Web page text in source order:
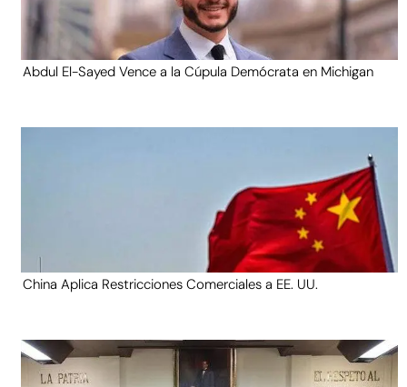
Abdul El-Sayed Vence a la Cúpula Demócrata en Michigan
China Aplica Restricciones Comerciales a EE. UU.